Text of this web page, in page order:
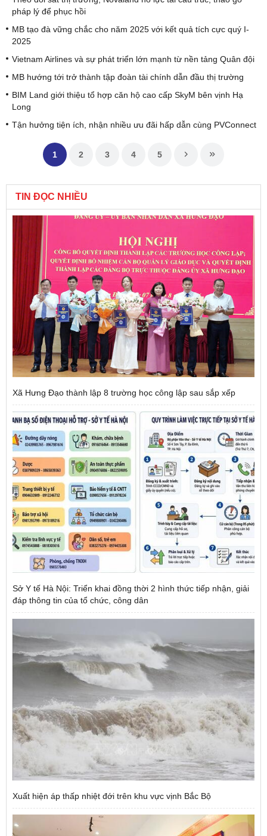
pháp lý để phục hồi
MB tạo đà vững chắc cho năm 2025 với kết quả tích cực quý I-
2025
Vietnam Airlines và sự phát triển lớn mạnh từ nền tảng Quân đội
MB hướng tới trở thành tập đoàn tài chính dẫn đầu thị trường
BIM Land giới thiệu tổ hợp căn hộ cao cấp SkyM bên vịnh Hạ
Long
Tận hưởng tiện ích, nhận nhiều ưu đãi hấp dẫn cùng PVConnect
1 2 3 4 5
TIN ĐỌC NHIỀU
Xã Hưng Đạo thành lập 8 trường học công lập sau sắp xếp
Sở Y tế Hà Nội: Triển khai đồng thời 2 hình thức tiếp nhận, giải
đáp thông tin của tổ chức, công dân
Xuất hiện áp thấp nhiệt đới trên khu vực vịnh Bắc Bộ